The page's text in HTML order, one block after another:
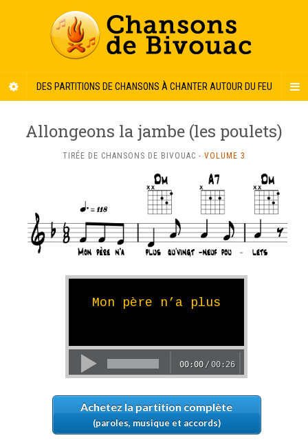
DES PARTITIONS DE CHANSONS À CHANTER AUTOUR DU FEU
Allongeons la jambe (les poulets)
TIRÉE DE CHANSONS DE BIVOUAC - VOLUME 3
Achetez la partition complète
(paroles, musique et accords)